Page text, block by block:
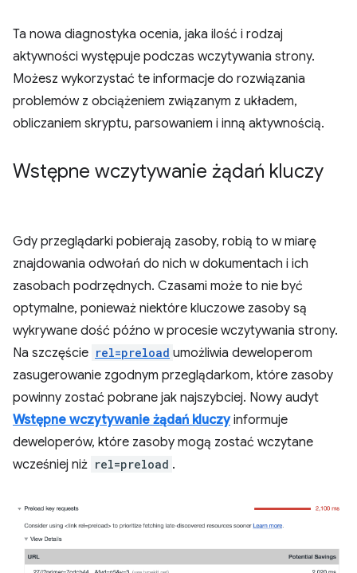
Ta nowa diagnostyka ocenia, jaka ilość i rodzaj
aktywności występuje podczas wczytywania strony.
Możesz wykorzystać te informacje do rozwiązania
problemów z obciążeniem związanym z układem,
obliczaniem skryptu, parsowaniem i inną aktywnością.
Wstępne wczytywanie żądań kluczy
Gdy przeglądarki pobierają zasoby, robią to w miarę
znajdowania odwołań do nich w dokumentach i ich
zasobach podrzędnych. Czasami może to nie być
optymalne, ponieważ niektóre kluczowe zasoby są
wykrywane dość późno w procesie wczytywania strony.
Na szczęście rel=preload umożliwia deweloperom
zasugerowanie zgodnym przeglądarkom, które zasoby
powinny zostać pobrane jak najszybciej. Nowy audyt
Wstępne wczytywanie żądań kluczyinformuje
deweloperów, które zasoby mogą zostać wczytane
wcześniej niż rel=preload .